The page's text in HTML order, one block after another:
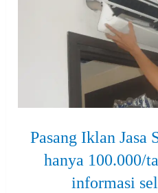
Pasang Iklan Jasa
hanya 100.000/
informasi